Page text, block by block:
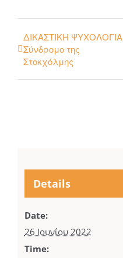
ΔΙΚΑΣΤΙΚΗ ΨΥΧΟΛΟΓΙΑ
Σύνδρομο της
Στοκχόλμης
Details
Date:
26 Ιουνίου 2022
Time: